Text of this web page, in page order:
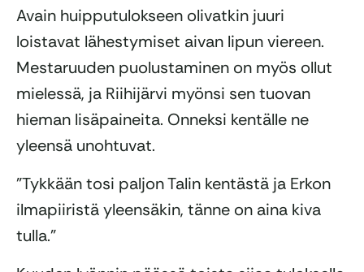
Avain huipputulokseen olivatkin juuri
loistavat lähestymiset aivan lipun viereen.
Mestaruuden puolustaminen on myös ollut
mielessä, ja Riihijärvi myönsi sen tuovan
hieman lisäpaineita. Onneksi kentälle ne
yleensä unohtuvat.
”Tykkään tosi paljon Talin kentästä ja Erkon
ilmapiiristä yleensäkin, tänne on aina kiva
tulla.”